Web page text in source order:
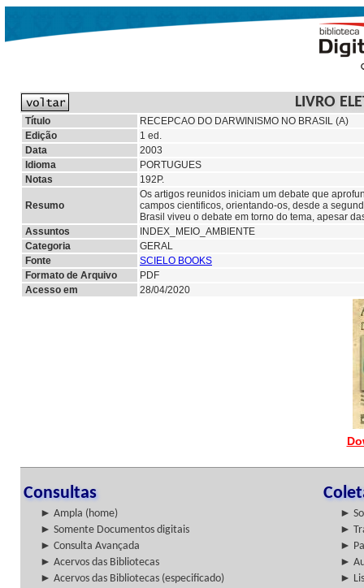
LIVRO
Título
RECEPCAO DO DARWINISMO NO BRASIL (A)
Edição
1 ed.
Data
2003
Idioma
PORTUGUES
Notas
192P.
Resumo
Os artigos reunidos iniciam um debate que
campos cientificos, orientando-os, desde a
Brasil viveu o debate em torno do tema, apesar
Assuntos
INDEX_MEIO_AMBIENTE
Categoria
GERAL
Fonte
SCIELO BOOKS
Formato de Arquivo
PDF
Acesso em
28/04/2020
Consultas
► Ampla (home)
►
► Somente Documentos digitais
►
► Consulta Avançada
►
► Acervos das Bibliotecas
►
► Acervos das Bibliotecas (especificado)
►